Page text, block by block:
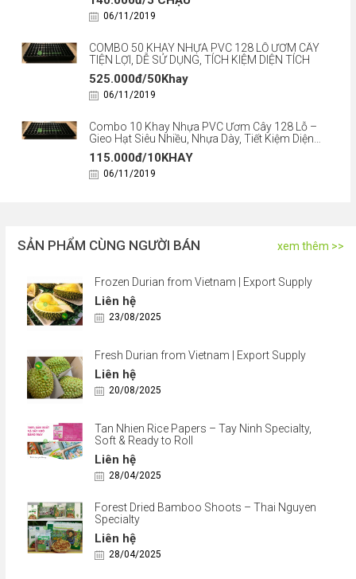
06/11/2019
COMBO 50 KHAY NHỰA PVC 128 LỖ ƯƠM CÂY
TIỆN LỢI, DỄ SỬ DỤNG, TÍCH KIỆM DIỆN TÍCH
525.000đ/50Khay
06/11/2019
Combo 10 Khay Nhựa PVC Ươm Cây 128 Lỗ –
Gieo Hạt Siêu Nhiều, Nhựa Dày, Tiết Kiệm Diện
Tích
115.000đ/10KHAY
06/11/2019
SẢN PHẨM CÙNG NGƯỜI BÁN xem thêm >>
Frozen Durian from Vietnam | Export Supply
Liên hệ
23/08/2025
Fresh Durian from Vietnam | Export Supply
Liên hệ
20/08/2025
Tan Nhien Rice Papers – Tay Ninh Specialty,
Soft & Ready to Roll
Liên hệ
28/04/2025
Forest Dried Bamboo Shoots – Thai Nguyen
Specialty
Liên hệ
28/04/2025